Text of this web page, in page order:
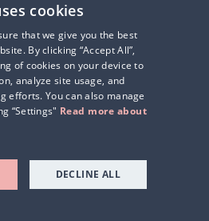
cookies
that we give you the best
By clicking “Accept All”,
of cookies on your device to
analyze site usage, and
efforts. You can also manage
“Settings" Read more about
DECLINE ALL